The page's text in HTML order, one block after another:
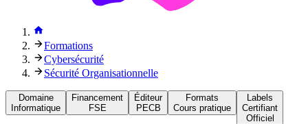
Formations
Cybersécurité
Sécurité Organisationnelle
Domaine
Informatique
Financement
FSE
Éditeur
PECB
Formats
Cours pratique
Labels
Certifiant
Officiel